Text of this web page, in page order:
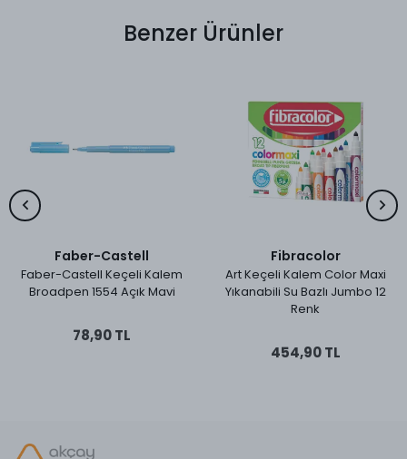
Benzer Ürünler
Faber-Castell
Faber-Castell Keçeli Kalem
Broadpen 1554 Açık Mavi
78,90 TL
Fibracolor
Art Keçeli Kalem Color Maxi
Yıkanabili Su Bazlı Jumbo 12
Renk
454,90 TL